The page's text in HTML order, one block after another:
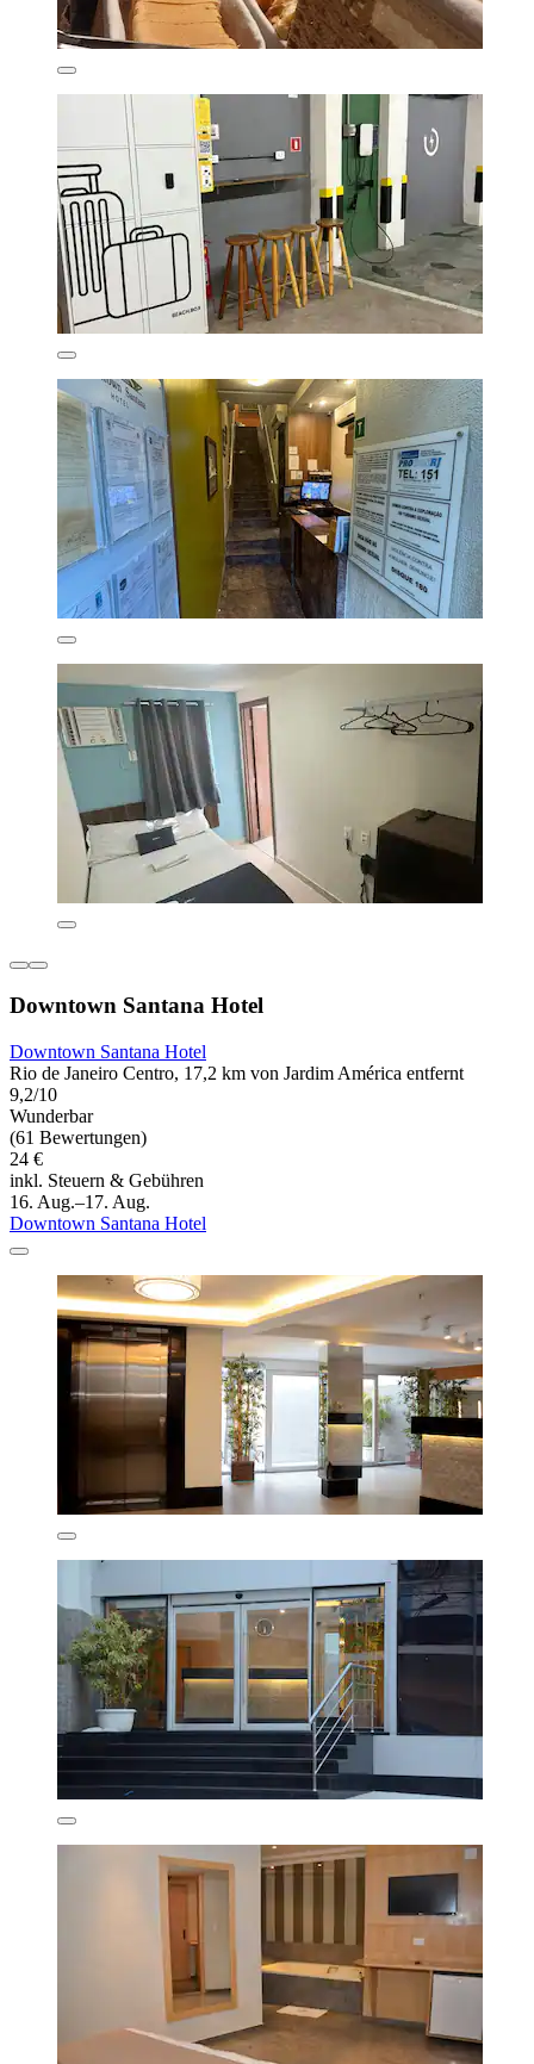
Downtown Santana Hotel
Downtown Santana Hotel
Rio de Janeiro Centro, 17,2 km von Jardim América entfernt
9,2/10
Wunderbar
(61 Bewertungen)
24 €
inkl. Steuern & Gebühren
16. Aug.–17. Aug.
Downtown Santana Hotel